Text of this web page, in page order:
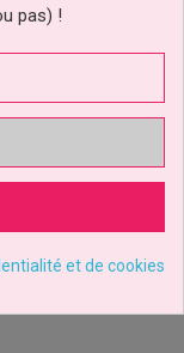
pas) !
et de cookies